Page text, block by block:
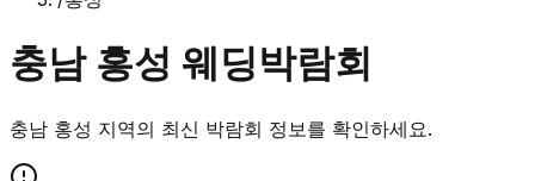
충남 홍성 웨딩박람회
충남 홍성 지역의 최신 박람회 정보를 확인하세요.